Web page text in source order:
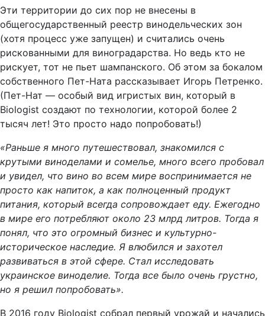
Эти территории до сих пор не внесены в
общегосударственный реестр винодельческих зон
(хотя процесс уже запущен) и считались очень
рискованными для виноградарства. Но ведь кто не
рискует, тот не пьет шампанского. Об этом за бокалом
собственного Пет-Ната рассказывает Игорь Петренко.
(Пет-Нат — особый вид игристых вин, который в
Biologist создают по технологии, которой более 2
тысяч лет! Это просто надо попробовать!)
«Раньше я много путешествовал, знакомился с
крутыми виноделами и сомелье, много всего пробовал
и увидел, что вино во всем мире воспринимается не
просто как напиток, а как полноценный продукт
питания, который всегда сопровождает еду. Ежегодно
в мире его потребляют около 23 млрд литров. Тогда я
понял, что это огромный бизнес и культурно-
историческое наследие. Я влюбился и захотел
развиваться в этой сфере. Стал исследовать
украинское виноделие. Тогда все было очень грустно,
но я решил попробовать».
В 2016 году Biologist собрал первый урожай и начались